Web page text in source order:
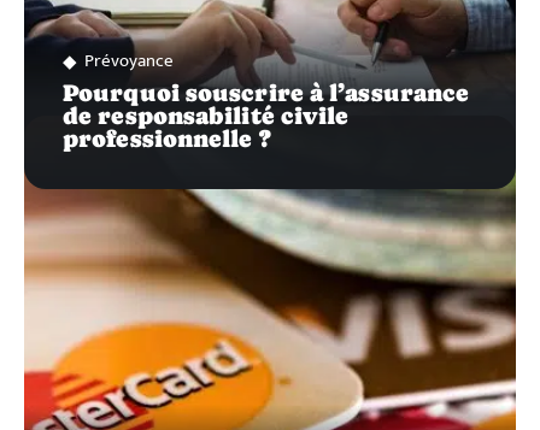
Prévoyance
Pourquoi souscrire à l’assurance
de responsabilité civile
professionnelle ?